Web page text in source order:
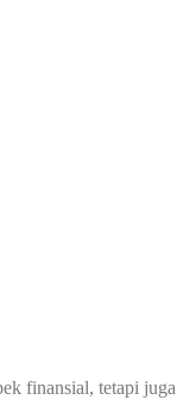
finansial, tetapi juga